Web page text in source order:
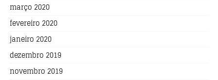
março 2020
fevereiro 2020
janeiro 2020
dezembro 2019
novembro 2019